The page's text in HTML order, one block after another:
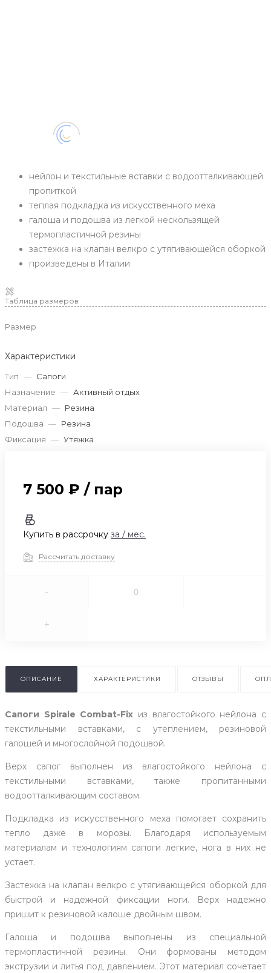
нейлон и текстильные вставки с водоотталкивающей
пропиткой
теплая подкладка из искусственного меха
галоша и подошва из легкой нескользящей
термопластичной резины
застежка на клапан велкро с утягивающейся оборкой
произведены в Италии
Таблица размеров
Размер
Характеристики
Тип — Сапоги
Назначение — Активный отдых
Материал — Резина
Подошва — Резина
Фиксация — Утяжка
7 500 ₽ / пар
Купить в рассрочку за / мес.
Рассчитать доставку
-
+
ОПИСАНИЕ ХАРАКТЕРИСТИКИ ОТЗЫВЫ
Сапоги Spirale Combat-Fix из влагостойкого нейлона с
текстильными вставками, с утеплением, резиновой
галошей и многослойной подошвой.
Верх сапог выполнен из влагостойкого нейлона с
текстильными вставками, также пропитанными
водоотталкивающим составом.
Подкладка из искусственного меха помогает сохранить
тепло даже в морозы. Благодаря используемым
материалам и технологиям сапоги легкие, нога в них не
устает.
Застежка на клапан велкро с утягивающейся оборкой для
быстрой и надежной фиксации ноги. Верх надежно
пришит к резиновой калоше двойным швом.
Галоша и подошва выполнены из специальной
термопластичной резины. Они формованы методом
экструзии и литья под давлением. Этот материал сочетает